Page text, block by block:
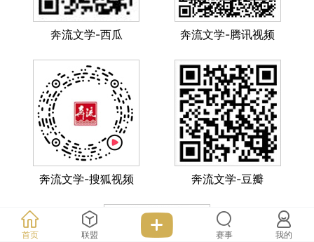
首页 联盟 赛事 我的
奔流文学-西瓜 奔流文学-腾讯视频
奔流文学-搜狐视频 奔流文学-豆瓣